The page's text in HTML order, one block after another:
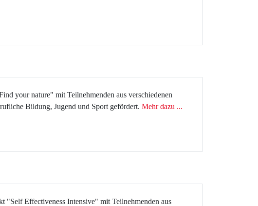
your nature" mit Teilnehmenden aus verschiedenen
Bildung, Jugend und Sport gefördert. Mehr dazu ...
"Self Effectiveness Intensive" mit Teilnehmenden aus